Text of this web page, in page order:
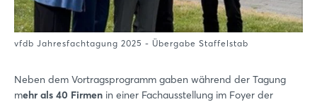
vfdb Jahresfachtagung 2025 - Übergabe Staffelstab
Neben dem Vortragsprogramm gaben während der Tagung
mehr als 40 Firmen in einer Fachausstellung im Foyer der